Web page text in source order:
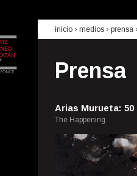
inicio › medios › prensa
Prensa
Arias Murueta:
The Happening